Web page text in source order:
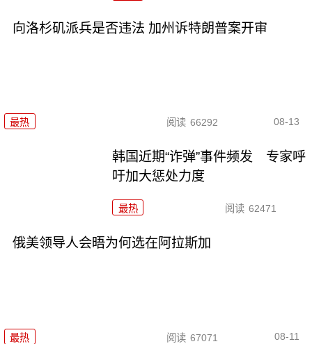
向洛杉矶派兵是否违法 加州诉特朗普案开审
最热 阅读 66292 08-13
韩国近期“诈弹”事件频发 专家呼
吁加大惩处力度
最热 阅读 62471
俄美领导人会晤为何选在阿拉斯加
最热 阅读 67071 08-11